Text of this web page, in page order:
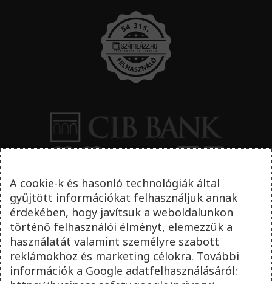
A cookie-k és hasonló technológiák által
gyűjtött információkat felhasználjuk annak
érdekében, hogy javítsuk a weboldalunkon
történő felhasználói élményt, elemezzük a
használatát valamint személyre szabott
reklámokhoz és marketing célokra. További
információk a Google adatfelhasználásáról: